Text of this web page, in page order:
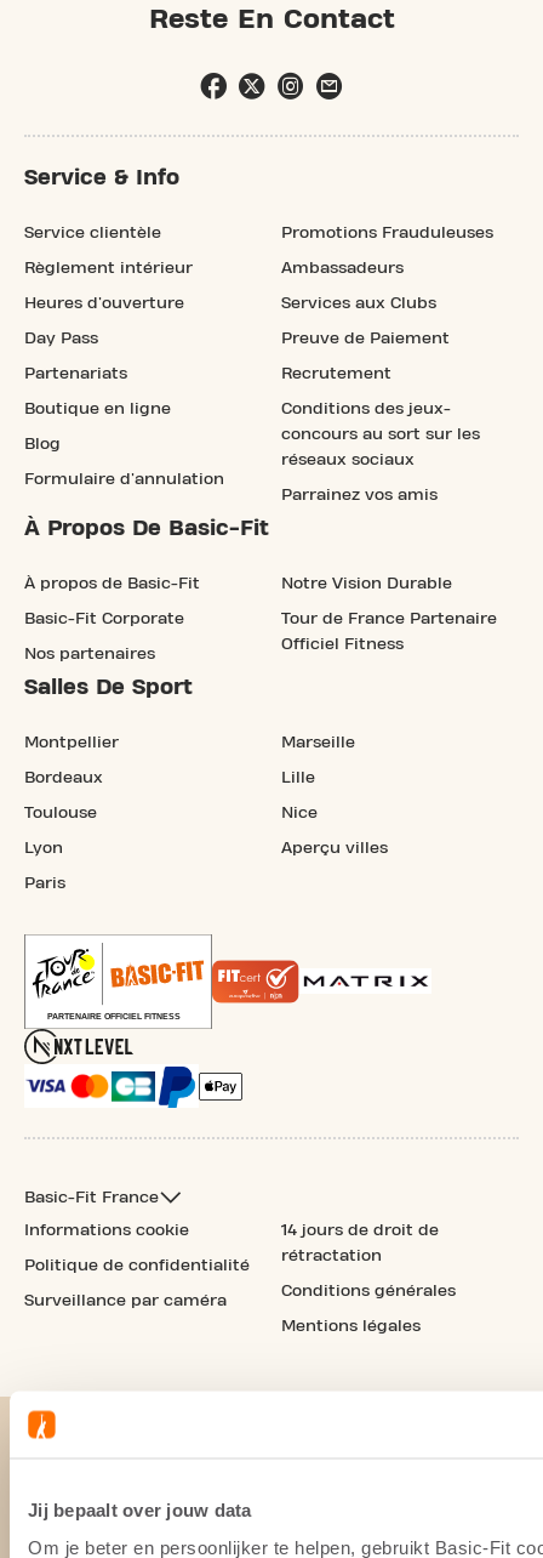
Jij bepaalt over jouw data
Om je beter en persoonlijker te helpen, gebruikt Basic-Fit
Reste En Contact
Service & Info
Service clientèle
Règlement intérieur
Heures d'ouverture
Day Pass
Partenariats
Boutique en ligne
Blog
Formulaire d'annulation
Promotions Frauduleuses
Ambassadeurs
Services aux Clubs
Preuve de Paiement
Recrutement
Conditions des jeux-
concours au sort sur les
réseaux sociaux
Parrainez vos amis
À Propos De Basic-Fit
À propos de Basic-Fit
Basic-Fit Corporate
Nos partenaires
Notre Vision Durable
Tour de France Partenaire
Officiel Fitness
Salles De Sport
Montpellier
Bordeaux
Toulouse
Lyon
Paris
Marseille
Lille
Nice
Aperçu villes
Basic-Fit France
Informations cookie
Politique de confidentialité
Surveillance par caméra
14 jours de droit de
rétractation
Conditions générales
Mentions légales